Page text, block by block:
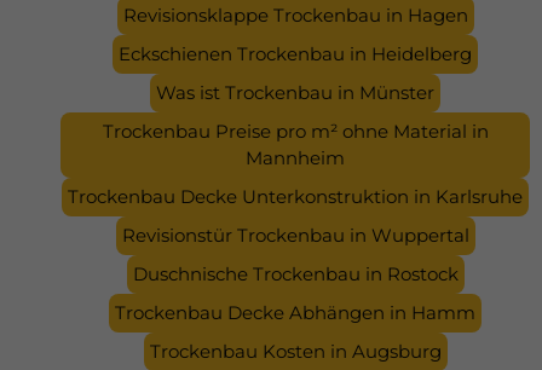
Revisionsklappe Trockenbau in Hagen
Eckschienen Trockenbau in Heidelberg
Was ist Trockenbau in Münster
Trockenbau Preise pro m² ohne Material in
Mannheim
Trockenbau Decke Unterkonstruktion in Karlsruhe
Revisionstür Trockenbau in Wuppertal
Duschnische Trockenbau in Rostock
Trockenbau Decke Abhängen in Hamm
Trockenbau Kosten in Augsburg